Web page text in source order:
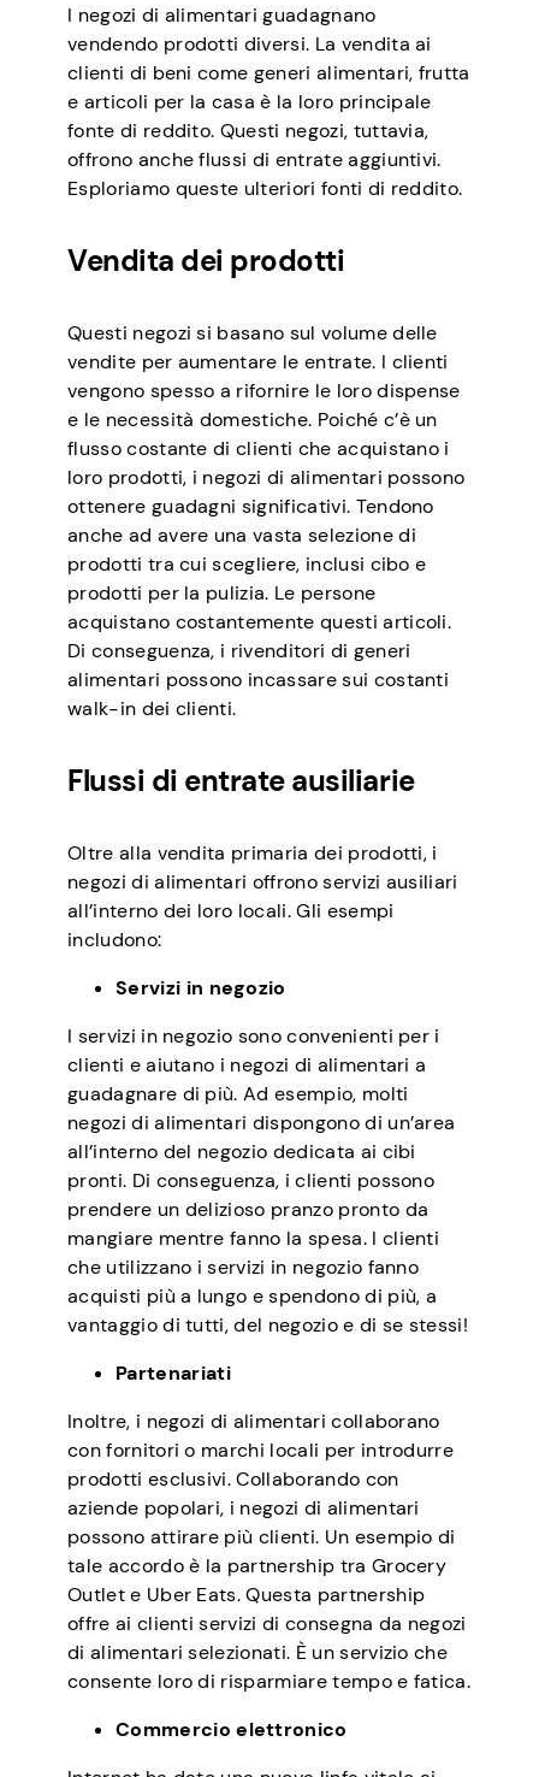
I negozi di alimentari guadagnano
vendendo prodotti diversi. La vendita ai
clienti di beni come generi alimentari, frutta
e articoli per la casa è la loro principale
fonte di reddito. Questi negozi, tuttavia,
offrono anche flussi di entrate aggiuntivi.
Esploriamo queste ulteriori fonti di reddito.
Vendita dei prodotti
Questi negozi si basano sul volume delle
vendite per aumentare le entrate. I clienti
vengono spesso a rifornire le loro dispense
e le necessità domestiche. Poiché c’è un
flusso costante di clienti che acquistano i
loro prodotti, i negozi di alimentari possono
ottenere guadagni significativi. Tendono
anche ad avere una vasta selezione di
prodotti tra cui scegliere, inclusi cibo e
prodotti per la pulizia. Le persone
acquistano costantemente questi articoli.
Di conseguenza, i rivenditori di generi
alimentari possono incassare sui costanti
walk-in dei clienti.
Flussi di entrate ausiliarie
Oltre alla vendita primaria dei prodotti, i
negozi di alimentari offrono servizi ausiliari
all’interno dei loro locali. Gli esempi
includono:
Servizi in negozio
I servizi in negozio sono convenienti per i
clienti e aiutano i negozi di alimentari a
guadagnare di più. Ad esempio, molti
negozi di alimentari dispongono di un’area
all’interno del negozio dedicata ai cibi
pronti. Di conseguenza, i clienti possono
prendere un delizioso pranzo pronto da
mangiare mentre fanno la spesa. I clienti
che utilizzano i servizi in negozio fanno
acquisti più a lungo e spendono di più, a
vantaggio di tutti, del negozio e di se stessi!
Partenariati
Inoltre, i negozi di alimentari collaborano
con fornitori o marchi locali per introdurre
prodotti esclusivi. Collaborando con
aziende popolari, i negozi di alimentari
possono attirare più clienti. Un esempio di
tale accordo è la partnership tra Grocery
Outlet e Uber Eats. Questa partnership
offre ai clienti servizi di consegna da negozi
di alimentari selezionati. È un servizio che
consente loro di risparmiare tempo e fatica.
Commercio elettronico